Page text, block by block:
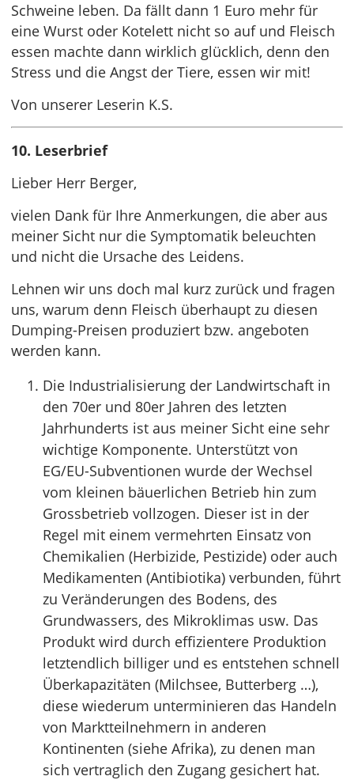
Schweine leben. Da fällt dann 1 Euro mehr für
eine Wurst oder Kotelett nicht so auf und Fleisch
essen machte dann wirklich glücklich, denn den
Stress und die Angst der Tiere, essen wir mit!
Von unserer Leserin K.S.
10. Leserbrief
Lieber Herr Berger,
vielen Dank für Ihre Anmerkungen, die aber aus
meiner Sicht nur die Symptomatik beleuchten
und nicht die Ursache des Leidens.
Lehnen wir uns doch mal kurz zurück und fragen
uns, warum denn Fleisch überhaupt zu diesen
Dumping-Preisen produziert bzw. angeboten
werden kann.
Die Industrialisierung der Landwirtschaft in
den 70er und 80er Jahren des letzten
Jahrhunderts ist aus meiner Sicht eine sehr
wichtige Komponente. Unterstützt von
EG/EU-Subventionen wurde der Wechsel
vom kleinen bäuerlichen Betrieb hin zum
Grossbetrieb vollzogen. Dieser ist in der
Regel mit einem vermehrten Einsatz von
Chemikalien (Herbizide, Pestizide) oder auch
Medikamenten (Antibiotika) verbunden, führt
zu Veränderungen des Bodens, des
Grundwassers, des Mikroklimas usw. Das
Produkt wird durch effizientere Produktion
letztendlich billiger und es entstehen schnell
Überkapazitäten (Milchsee, Butterberg …),
diese wiederum unterminieren das Handeln
von Marktteilnehmern in anderen
Kontinenten (siehe Afrika), zu denen man
sich vertraglich den Zugang gesichert hat.